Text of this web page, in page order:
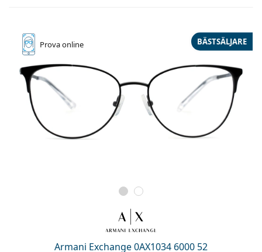
Prova online
Armani Exchange 0AX1034 6000 52
BÄSTSÄLJARE